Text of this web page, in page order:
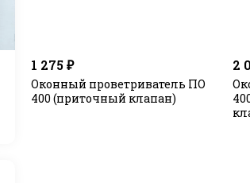
1 275 ₽
Оконный проветриватель ПО
400 (приточный клапан)
2